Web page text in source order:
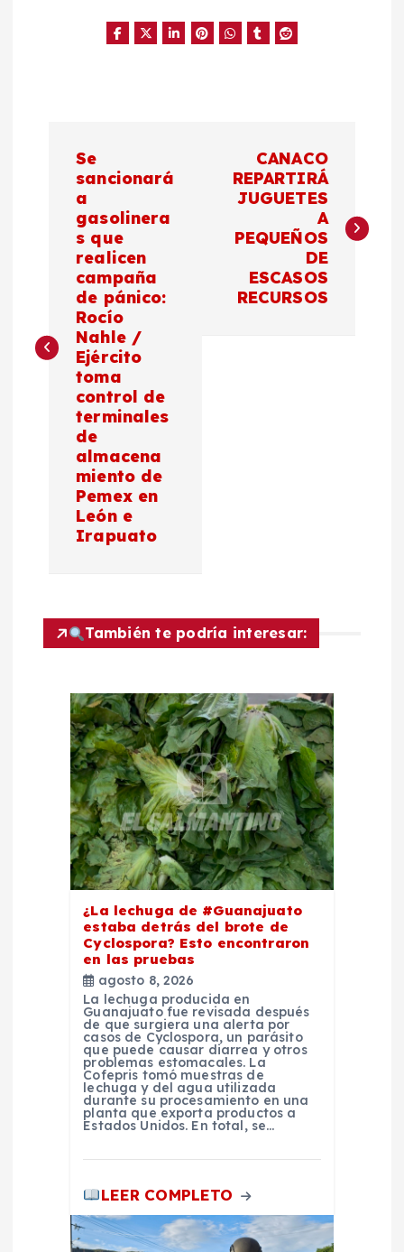
a
e
Se
sancionará
a
gasolinera
s que
realicen
campaña
de pánico:
Rocío
Nahle /
Ejército
toma
control de
terminales
de
almacena
miento de
Pemex en
León e
Irapuato
CANACO
REPARTIRÁ
JUGUETES
A
PEQUEÑOS
DE
ESCASOS
RECURSOS
También te podría interesar:
¿La lechuga de #Guanajuato
estaba detrás del brote de
Cyclospora? Esto encontraron
en las pruebas
agosto 8, 2026
La lechuga producida en
Guanajuato fue revisada después
de que surgiera una alerta por
casos de Cyclospora, un parásito
que puede causar diarrea y otros
problemas estomacales. La
Cofepris tomó muestras de
lechuga y del agua utilizada
durante su procesamiento en una
planta que exporta productos a
Estados Unidos. En total, se…
LEER COMPLETO